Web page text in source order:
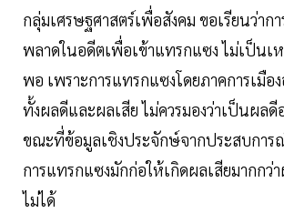
กลุ่มเศรษฐศาสตร์เพื่อสังคม ขอเรียนว่าก
พลาดในอดีตเพื่อเข้าแทรกแซง ไม่เป็นเ
พอ เพราะการแทรกแซงโดยภาคการเมือ
ทั้งผลดีและผลเสีย ไม่ควรมองว่าเป็นผลดี
ขณะที่ข้อมูลเชิงประจักษ์จากประสบการ
การแทรกแซงมักก่อให้เกิดผลเสียมากกว่
ไม่ได้